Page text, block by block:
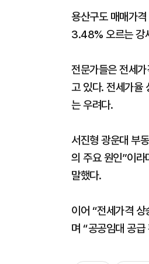
용산구도 매매가
3.48% 오르는 강
전문가들은 전세
고 있다. 전세가율
는 우려다.
서진형 광운대 부
의 주요 원인”이라
말했다.
이어 “전세가격
며 “공공임대 공